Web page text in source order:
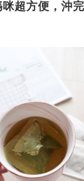
超方便，沖